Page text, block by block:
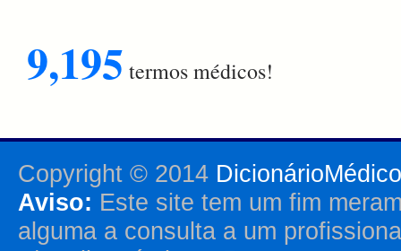
9,195 termos médicos!
Copyright © 2014
Aviso: Este site tem um fim
alguma a consulta a um